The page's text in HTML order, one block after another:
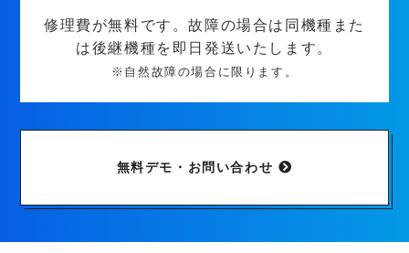
修理費が無料です。故障の場合は同機種また
は後継機種を即日発送いたします。
※自然故障の場合に限ります。
無料デモ・お問い合わせ